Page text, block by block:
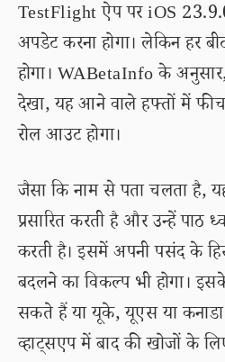
TestFlight ऐप पर iOS
अपडेट करना होगा। लेकिन हर
होगा। WABetaInfo के
देखा, यह आने वाले हफ्तों में
रोल आउट होगा।
जैसा कि नाम से पता चलता है,
प्रसारित करती है और उन्हें पाठ
करती है। इसमें अपनी पसंद के
बदलने का विकल्प भी होगा।
सकते हैं या यूके, यूएस या
व्हाट्सएप में बाद की खोजों के